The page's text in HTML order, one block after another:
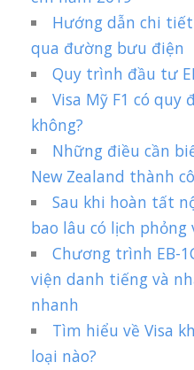
Hướng dẫn chi
qua đường bưu điện
Quy trình đầu tư
Visa Mỹ F1 có
không?
Những điều cần
New Zealand thành
Sau khi hoàn tất
bao lâu có lịch phỏng
Chương trình EB-
viện danh tiếng và
nhanh
Tìm hiểu về Visa
loại nào?